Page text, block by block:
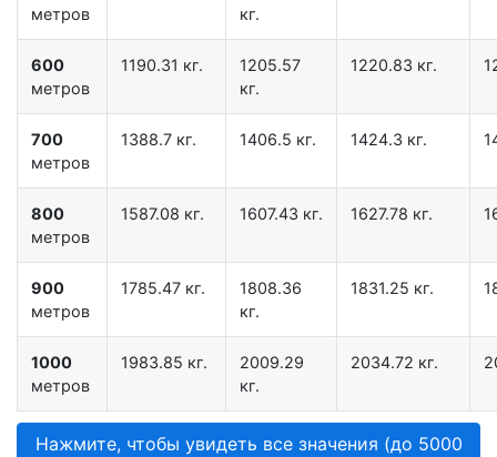
метров
кг.
600
метров
1190.31 кг.
1205.57
кг.
1220.83 кг.
700
метров
1388.7 кг. 1406.5 кг. 1424.3 кг.
800
метров
1587.08 кг. 1607.43 кг. 1627.78 кг.
900
метров
1785.47 кг.
1808.36
кг.
1831.25 кг.
1000
метров
1983.85 кг.
2009.29
кг.
2034.72 кг.
Нажмите, чтобы увидеть все значения (до 5000